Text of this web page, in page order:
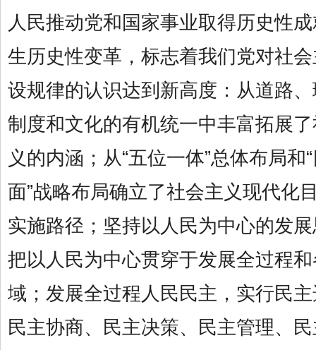
人民推动党和国家事业取得历史性
生历史性变革，标志着我们党对社
设规律的认识达到新高度：从道路
制度和文化的有机统一中丰富拓展
义的内涵；从“五位一体”总体布局和
面”战略布局确立了社会主义现代化
实施路径；坚持以人民为中心的发
把以人民为中心贯穿于发展全过程
域；发展全过程人民民主，实行民
民主协商、民主决策、民主管理、